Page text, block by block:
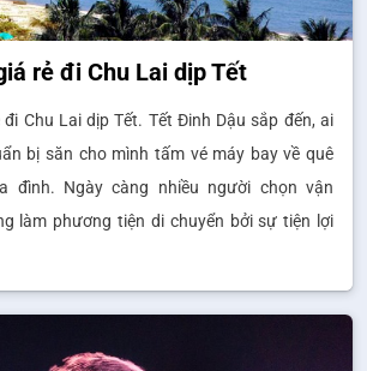
rẻ đi Chu Lai dịp Tết
Chu Lai dịp Tết. Tết Đinh Dậu sắp đến, ai
bị săn cho mình tấm vé máy bay về quê
đình. Ngày càng nhiều người chọn vận
làm phương tiện di chuyển bởi sự tiện lợi